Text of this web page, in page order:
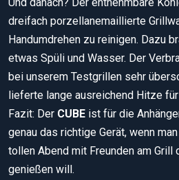
dreifach porzellanemaillierte
Handumdrehen zu reinigen. Dazu
etwas Spüli und Wasser. Der
bei unserem Testgrillen sehr
lieferte lange ausreichend Hitze
Fazit: Der CUBE ist für die
genau das richtige Gerät, wenn
tollen Abend mit Freunden am Grill
genießen will.